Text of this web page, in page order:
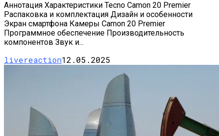
Аннотация Характеристики Tecno Camon 20 Premier
Распаковка и комплектация Дизайн и особенности
Экран смартфона Камеры Camon 20 Premier
Программное обеспечение Производительность
компонентов Звук и...
livereaction12.05.2025